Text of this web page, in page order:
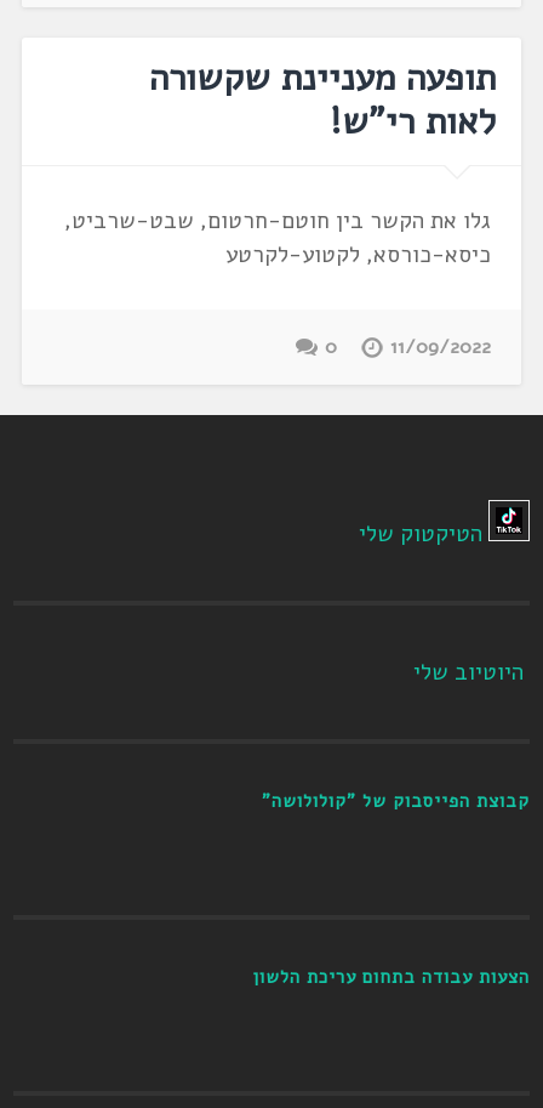
תופעה מעניינת שקשורה
לאות רי"ש!
גלו את הקשר בין חוטם-חרטום, שבט-שרביט,
כיסא-כורסא, לקטוע-לקרטע
11/09/2022
0
הטיקטוק שלי
היוטיוב שלי
קבוצת הפייסבוק של "קולולושה"
הצעות עבודה בתחום עריכת הלשון